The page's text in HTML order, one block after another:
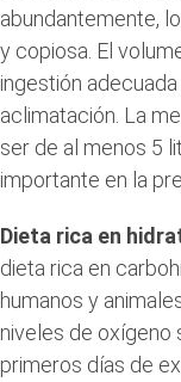
abundantemente,
y copiosa. El
ingestión
aclimatación. La
ser de al menos 5
importante en la
Dieta rica en
dieta rica en
humanos y
niveles de oxígeno
primeros días de